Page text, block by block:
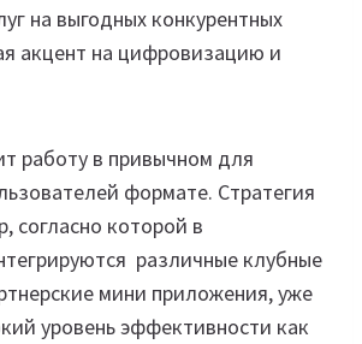
на выгодных конкурентных
акцент на цифровизацию и
работу в привычном для
формате. Стратегия
согласно которой в
различные клубные
мини приложения, уже
уровень эффективности как